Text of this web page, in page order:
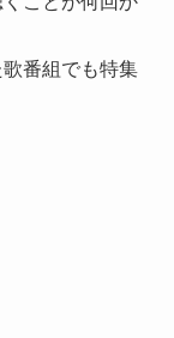
番組でも特集